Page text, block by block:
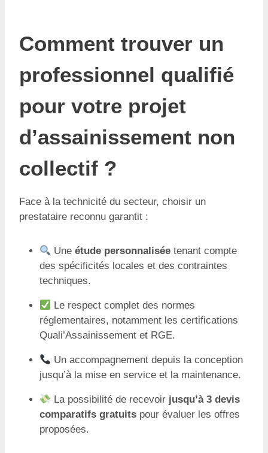
Comment trouver un
professionnel qualifié
pour votre projet
d’assainissement non
collectif ?
Face à la technicité du secteur, choisir un
prestataire reconnu garantit :
Uneétude personnalisée tenant compte
des spécificités locales et des contraintes
techniques.
Le respect complet des normes
réglementaires, notamment les certifications
Quali’Assainissement et RGE.
Un accompagnement depuis la conception
jusqu’à la mise en service et la maintenance.
La possibilité de recevoir jusqu’à 3 devis
comparatifs gratuits pour évaluer les offres
proposées.